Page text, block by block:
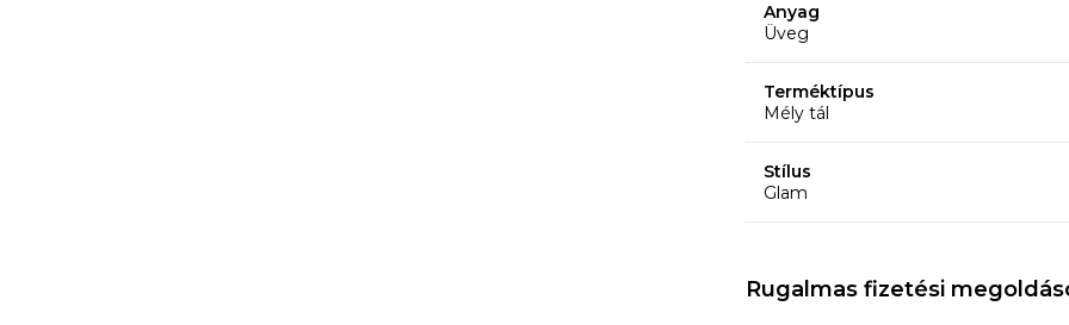
Anyag
Üveg
Terméktípus
Mély tál
Stílus
Glam
Rugalmas fizetési